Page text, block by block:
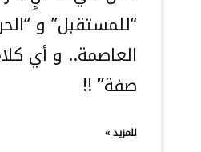
“للمستقبل” و
العاصمة.. و أي
صفة” !!
للمزيد »